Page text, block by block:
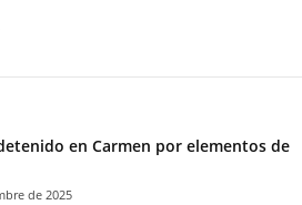
en Carmen por elementos de
de 2025